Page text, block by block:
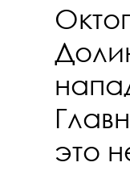
это